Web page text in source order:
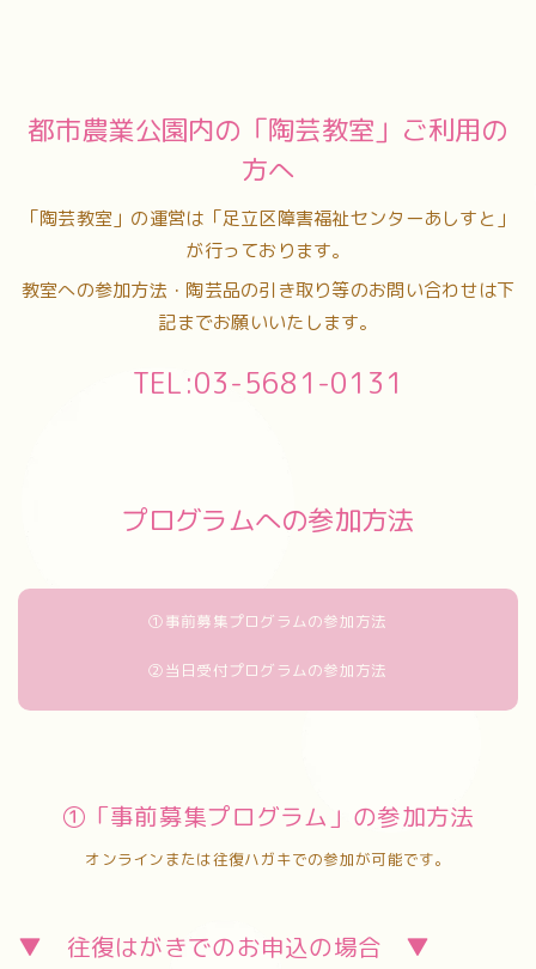
都市農業公園内の「陶芸教室」ご利用の
方へ
「陶芸教室」の運営は「足立区障害福祉センターあしすと」
が行っております。
教室への参加方法・陶芸品の引き取り等のお問い合わせは下
記までお願いいたします。
TEL:03-5681-0131
プログラムへの参加方法
①事前募集プログラムの参加方法
②当日受付プログラムの参加方法
①「事前募集プログラム」の参加方法
オンラインまたは往復ハガキでの参加が可能です。
▼ 往復はがきでのお申込の場合 ▼